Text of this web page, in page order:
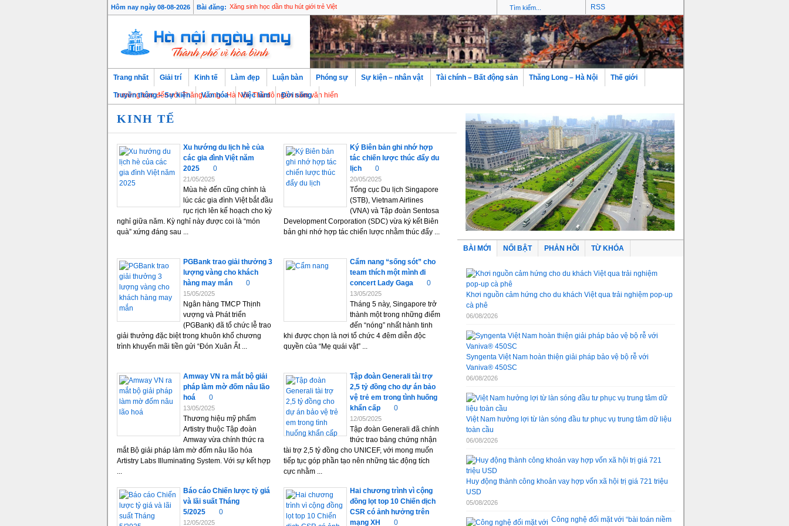
Hôm nay ngày 08-08-2026 Bài đăng: Xăng sinh học dần thu hút giới trẻ Việt RSS
Chào mừng bạn đến với Thăng Long - Hà Nội, Thủ đô ngàn năm văn hiến
Trang nhất Giải trí Kinh tế Làm đẹp Luận bàn Phóng sự Sự kiện – nhân vật Tài chính – Bất động sản Thăng Long – Hà Nội Thế giới
Truyền thông – Sự kiện Văn hóa Việc làm Đời sống
KINH TẾ
Xu hướng du lịch hè của
các gia đình Việt năm
2025
0
21/05/2025
Mùa hè đến cũng chính là
lúc các gia đình Việt bắt đầu
rục rịch lên kế hoạch cho kỳ
nghỉ giữa năm. Kỳ nghỉ này được coi là “món
quà” xứng đáng sau ...
Ký Biên bản ghi nhớ hợp
tác chiến lược thúc đẩy du
lịch
0
20/05/2025
Tổng cục Du lịch Singapore
(STB), Vietnam Airlines
(VNA) và Tập đoàn Sentosa
Development Corporation (SDC) vừa ký kết Biên
bản ghi nhớ hợp tác chiến lược nhằm thúc đẩy ...
PGBank trao giải thưởng 3
lượng vàng cho khách
hàng may mắn
0
15/05/2025
Ngân hàng TMCP Thịnh
vượng và Phát triển
(PGBank) đã tổ chức lễ trao
giải thưởng đặc biệt trong khuôn khổ chương
trình khuyến mãi tiền gửi “Đón Xuân Ất ...
Cẩm nang “sống sót” cho
team thích một mình đi
concert Lady Gaga
0
13/05/2025
Tháng 5 này, Singapore trở
thành một trong những điểm
đến “nóng” nhất hành tinh
khi được chọn là nơi tổ chức 4 đêm diễn độc
quyền của “Mẹ quái vật” ...
Amway VN ra mắt bộ giải
pháp làm mờ đốm nâu lão
hoá
0
13/05/2025
Thương hiệu mỹ phẩm
Artistry thuộc Tập đoàn
Amway vừa chính thức ra
mắt Bộ giải pháp làm mờ đốm nâu lão hóa
Artistry Labs Illuminating System. Với sự kết hợp
...
Tập đoàn Generali tài trợ
2,5 tỷ đồng cho dự án bảo
vệ trẻ em trong tình huống
khẩn cấp
0
12/05/2025
Tập đoàn Generali đã chính
thức trao bảng chứng nhận
tài trợ 2,5 tỷ đồng cho UNICEF, với mong muốn
tiếp tục góp phần tạo nên những tác động tích
cực nhằm ...
Báo cáo Chiến lược tỷ giá
và lãi suất Tháng
5/2025
0
12/05/2025
Hai chương trình vì cộng
đồng lọt top 10 Chiến dịch
CSR có ảnh hưởng trên
mạng XH
0
BÀI MỚI NỔI BẬT PHẢN HỒI TỪ KHÓA
Khơi nguồn cảm hứng cho du khách Việt qua trải nghiệm pop-up
cà phê
06/08/2026
Syngenta Việt Nam hoàn thiện giải pháp bảo vệ bộ rễ với
Vaniva® 450SC
06/08/2026
Việt Nam hưởng lợi từ làn sóng đầu tư phục vụ trung tâm dữ liệu
toàn cầu
06/08/2026
Huy động thành công khoản vay hợp vốn xã hội trị giá 721 triệu
USD
05/08/2026
Công nghệ đối mặt với “bài toán niềm